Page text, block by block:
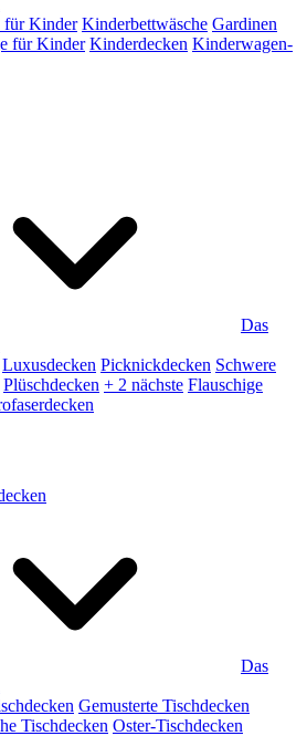
für Kinder Kinderbettwäsche Gardinen
für Kinder Kinderdecken Kinderwagen-
Das
Luxusdecken Picknickdecken Schwere
Plüschdecken + 2 nächste Flauschige
Das
Gemusterte Tischdecken
Tischdecken Oster-Tischdecken